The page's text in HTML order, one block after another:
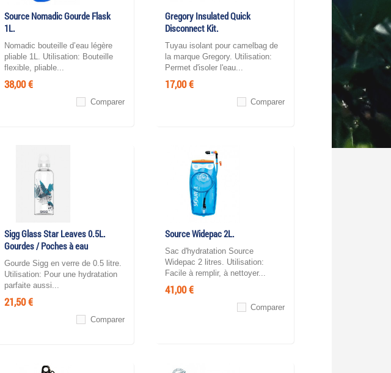
Source Nomadic Gourde Flask
1L.
Nomadic bouteille d’eau légère
pliable 1L. Utilisation: Bouteille
flexible, pliable...
38,00 €
Comparer
Gregory Insulated Quick
Disconnect Kit.
Tuyau isolant pour camelbag de
la marque Gregory. Utilisation:
Permet d'isoler l'eau...
17,00 €
Comparer
Sigg Glass Star Leaves 0.5L.
Gourdes / Poches à eau
Gourde Sigg en verre de 0.5 litre.
Utilisation: Pour une hydratation
parfaite aussi...
21,50 €
Comparer
Source Widepac 2L.
Sac d'hydratation Source
Widepac 2 litres. Utilisation:
Facile à remplir, à nettoyer...
41,00 €
Comparer